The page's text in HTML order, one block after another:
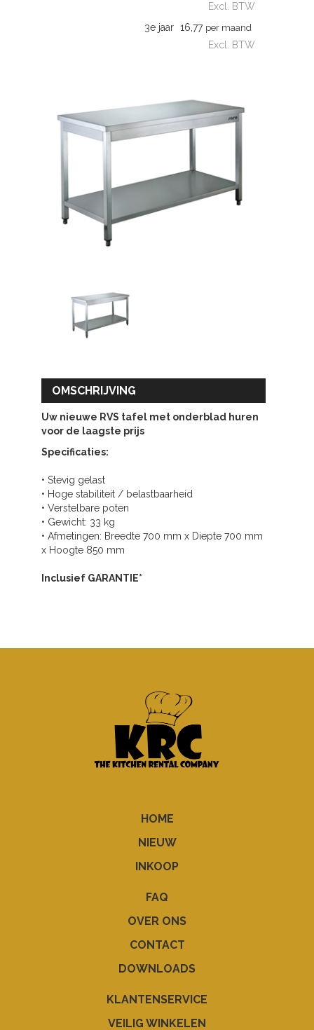
Excl. BTW
3e jaar 16,77 per maand
Excl. BTW
OMSCHRIJVING
Uw nieuwe RVS tafel met onderblad huren
voor de laagste prijs
Specificaties:
• Stevig gelast
• Hoge stabiliteit / belastbaarheid
• Verstelbare poten
• Gewicht: 33 kg
• Afmetingen: Breedte 700 mm x Diepte 700 mm
x Hoogte 850 mm
Inclusief GARANTIE*
HOME
NIEUW
INKOOP
FAQ
OVER ONS
CONTACT
DOWNLOADS
KLANTENSERVICE
VEILIG WINKELEN